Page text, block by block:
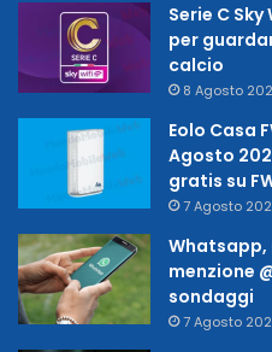
Serie C
per
calcio
8 Agosto
Eolo Casa
Agosto
gratis su
7 Agosto
Whatsapp,
menzione
sondaggi
7 Agosto